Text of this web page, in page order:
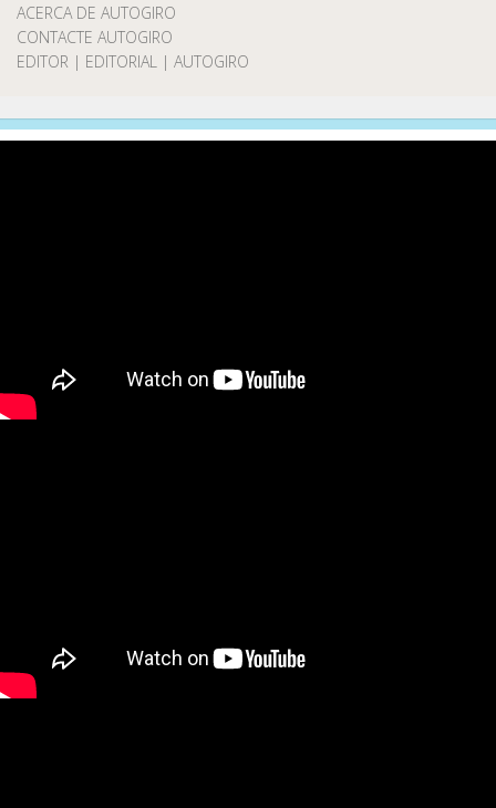
ACERCA DE AUTOGIRO
CONTACTE AUTOGIRO
EDITOR | EDITORIAL | AUTOGIRO